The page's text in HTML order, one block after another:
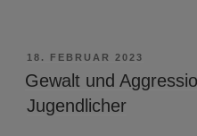
VERÖFFENTLICHT
AM
18. FEBRUAR 2023
Gewalt und
Jugendlicher